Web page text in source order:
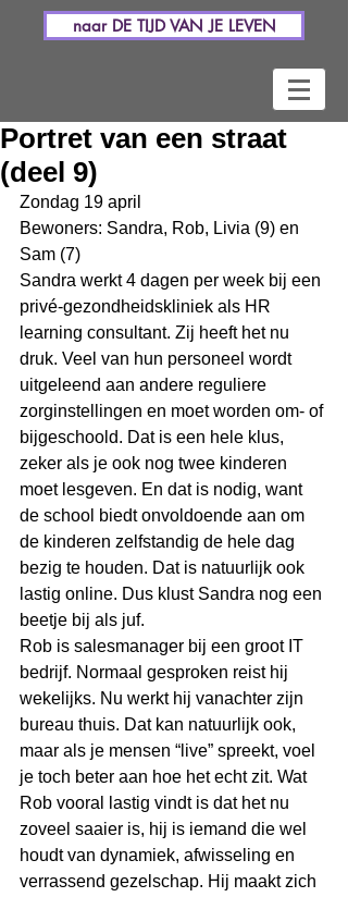
naar DE TIJD VAN JE LEVEN
Portret van een straat
(deel 9)
Zondag 19 april
Bewoners: Sandra, Rob, Livia (9) en
Sam (7)
Sandra werkt 4 dagen per week bij een
privé-gezondheidskliniek als HR
learning consultant. Zij heeft het nu
druk. Veel van hun personeel wordt
uitgeleend aan andere reguliere
zorginstellingen en moet worden om- of
bijgeschoold. Dat is een hele klus,
zeker als je ook nog twee kinderen
moet lesgeven. En dat is nodig, want
de school biedt onvoldoende aan om
de kinderen zelfstandig de hele dag
bezig te houden. Dat is natuurlijk ook
lastig online. Dus klust Sandra nog een
beetje bij als juf.
Rob is salesmanager bij een groot IT
bedrijf. Normaal gesproken reist hij
wekelijks. Nu werkt hij vanachter zijn
bureau thuis. Dat kan natuurlijk ook,
maar als je mensen “live” spreekt, voel
je toch beter aan hoe het echt zit. Wat
Rob vooral lastig vindt is dat het nu
zoveel saaier is, hij is iemand die wel
houdt van dynamiek, afwisseling en
verrassend gezelschap. Hij maakt zich